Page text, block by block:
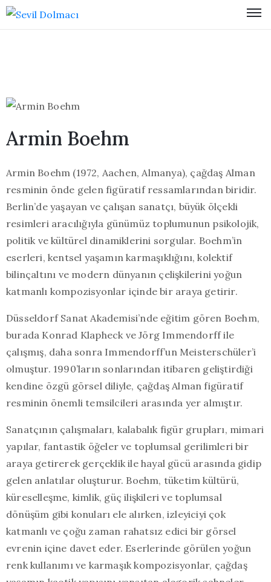
Armin Boehm
Armin Boehm (1972, Aachen, Almanya), çağdaş Alman
resminin önde gelen figüratif ressamlarından biridir.
Berlin’de yaşayan ve çalışan sanatçı, büyük ölçekli
resimleri aracılığıyla günümüz toplumunun psikolojik,
politik ve kültürel dinamiklerini sorgular. Boehm’in
eserleri, kentsel yaşamın karmaşıklığını, kolektif
bilinçaltını ve modern dünyanın çelişkilerini yoğun
katmanlı kompozisyonlar içinde bir araya getirir.
Düsseldorf Sanat Akademisi’nde eğitim gören Boehm,
burada Konrad Klapheck ve Jörg Immendorff ile
çalışmış, daha sonra Immendorff’un Meisterschüler’i
olmuştur. 1990’ların sonlarından itibaren geliştirdiği
kendine özgü görsel diliyle, çağdaş Alman figüratif
resminin önemli temsilcileri arasında yer almıştır.
Sanatçının çalışmaları, kalabalık figür grupları, mimari
yapılar, fantastik öğeler ve toplumsal gerilimleri bir
araya getirerek gerçeklik ile hayal gücü arasında gidip
gelen anlatılar oluşturur. Boehm, tüketim kültürü,
küreselleşme, kimlik, güç ilişkileri ve toplumsal
dönüşüm gibi konuları ele alırken, izleyiciyi çok
katmanlı ve çoğu zaman rahatsız edici bir görsel
evrenin içine davet eder. Eserlerinde görülen yoğun
renk kullanımı ve karmaşık kompozisyonlar, çağdaş